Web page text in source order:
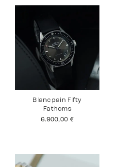
Blancpain Fifty
Fathoms
6.900,00 €